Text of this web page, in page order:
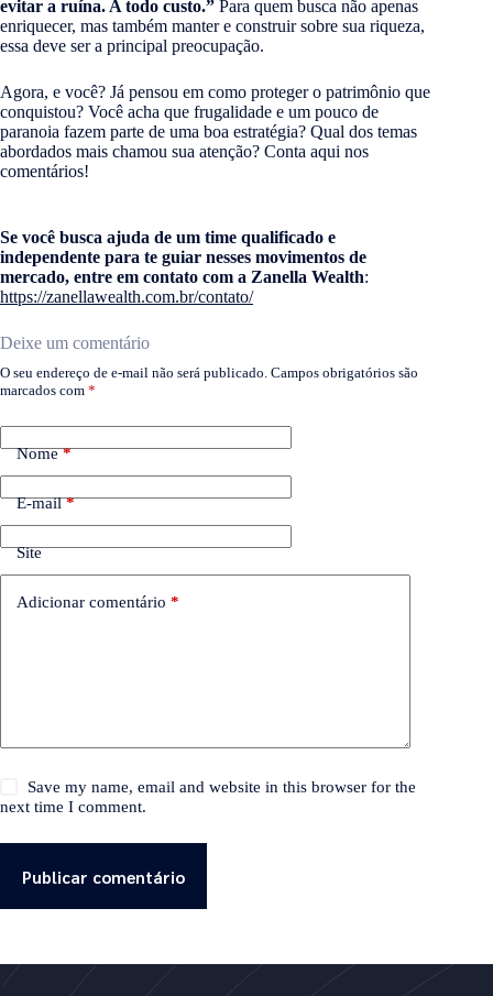
evitar a ruína. A todo custo.” Para quem busca não apenas
enriquecer, mas também manter e construir sobre sua riqueza,
essa deve ser a principal preocupação.
Agora, e você? Já pensou em como proteger o patrimônio que
conquistou? Você acha que frugalidade e um pouco de
paranoia fazem parte de uma boa estratégia? Qual dos temas
abordados mais chamou sua atenção? Conta aqui nos
comentários!
Se você busca ajuda de um time qualificado e
independente para te guiar nesses movimentos de
mercado, entre em contato com a Zanella Wealth:
https://zanellawealth.com.br/contato/
Deixe um comentário
O seu endereço de e-mail não será publicado. Campos obrigatórios são
marcados com *
Nome*
E-mail*
Site
Adicionar comentário *
Save my name, email and website in this browser for the
next time I comment.
Publicar comentário